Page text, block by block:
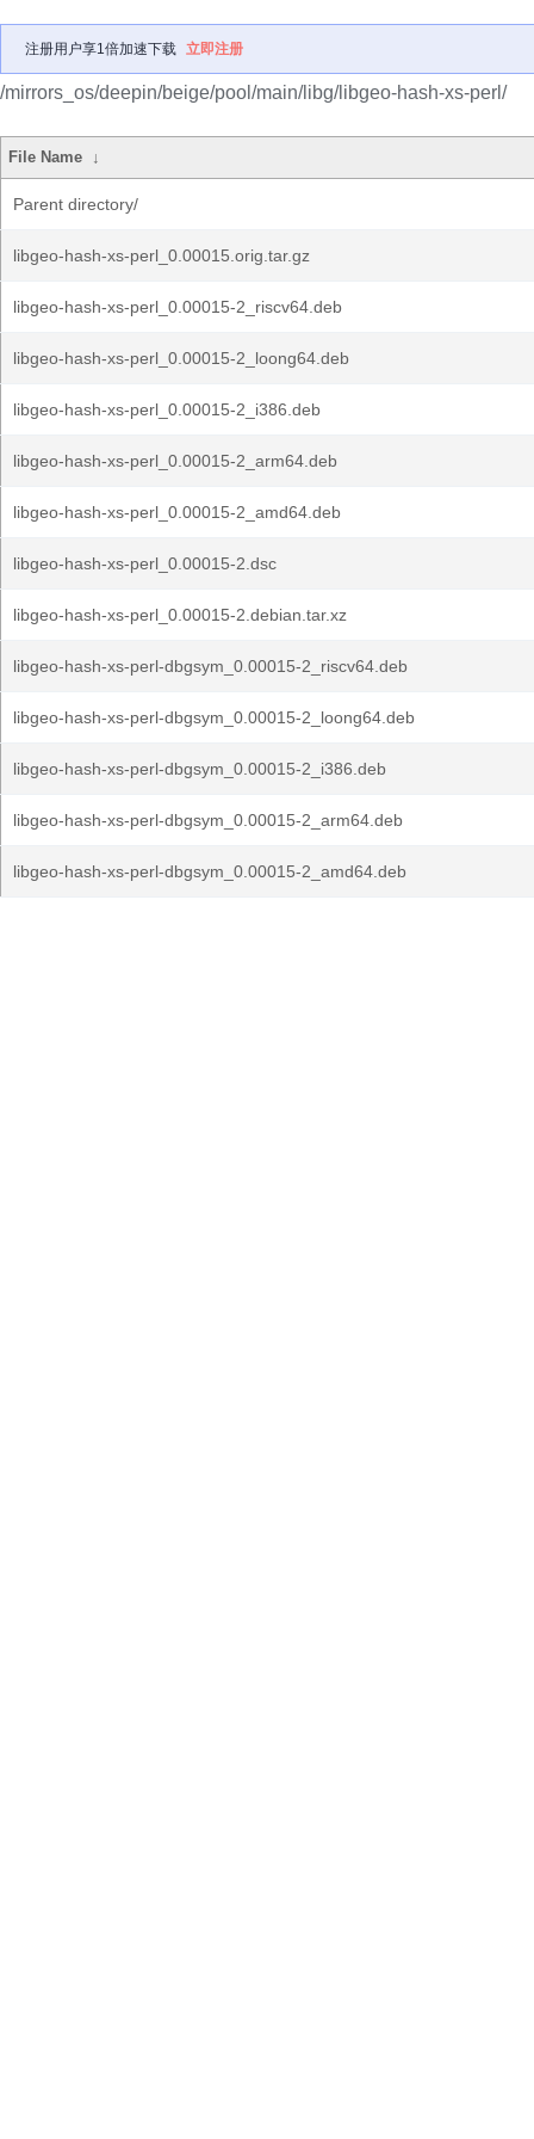
注册用户享1倍加速下载 立即注册
/mirrors_os/deepin/beige/pool/main/libg/libgeo-hash-xs-perl/
File Name ↓
Parent directory/
libgeo-hash-xs-perl_0.00015.orig.tar.gz
libgeo-hash-xs-perl_0.00015-2_riscv64.deb
libgeo-hash-xs-perl_0.00015-2_loong64.deb
libgeo-hash-xs-perl_0.00015-2_i386.deb
libgeo-hash-xs-perl_0.00015-2_arm64.deb
libgeo-hash-xs-perl_0.00015-2_amd64.deb
libgeo-hash-xs-perl_0.00015-2.dsc
libgeo-hash-xs-perl_0.00015-2.debian.tar.xz
libgeo-hash-xs-perl-dbgsym_0.00015-2_riscv64.deb
libgeo-hash-xs-perl-dbgsym_0.00015-2_loong64.deb
libgeo-hash-xs-perl-dbgsym_0.00015-2_i386.deb
libgeo-hash-xs-perl-dbgsym_0.00015-2_arm64.deb
libgeo-hash-xs-perl-dbgsym_0.00015-2_amd64.deb